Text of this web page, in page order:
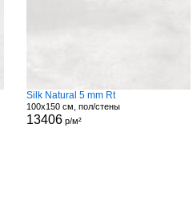
Silk Natural 5 mm Rt
100x150 см, пол/стены
13406р/м²